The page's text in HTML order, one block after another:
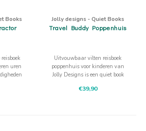
Books
uren
Jolly designs - Quiet Books
Travel Buddy Poppenhuis
Uitvouwbaar vilten reisboek
poppenhuis voor kinderen van
Jolly Designs is een quiet book
materialen om de motoriek te
€39,90